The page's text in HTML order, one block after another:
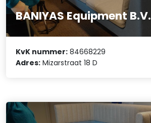
BANIYAS Equipment B.V.
KvK nummer: 84668229
Adres: Mizarstraat 18 D